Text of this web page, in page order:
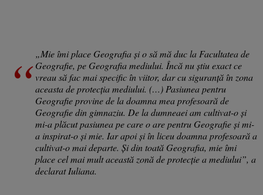
„Mie îmi place Geografia şi o să mă duc la Facultatea de
Geografie, pe Geografia mediului. Încă nu ştiu exact ce
vreau să fac mai specific în viitor, dar cu siguranţă în zona
aceasta de protecţia mediului. (…) Pasiunea pentru
Geografie provine de la doamna mea profesoară de
Geografie din gimnaziu. De la dumneaei am cultivat-o şi
mi-a plăcut pasiunea pe care o are pentru Geografie şi mi-
a inspirat-o şi mie. Iar apoi şi în liceu doamna profesoară a
cultivat-o mai departe. Şi din toată Geografia, mie îmi
place cel mai mult această zonă de protecţie a mediului”, a
declarat Iuliana.